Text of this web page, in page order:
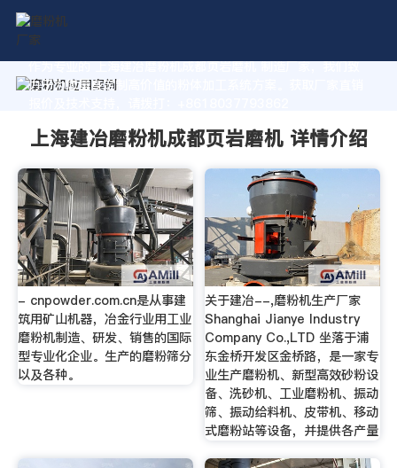
作为专业的 上海建冶磨粉机成都页岩磨机 制造厂家，我们致
力于为您量身定制高价值的粉体加工系统方案。获取厂家直销
上海建冶磨粉机成都页岩磨机 详情介绍
- cnpowder.com.cn是从事建
筑用矿山机器，冶金行业用工业
磨粉机制造、研发、销售的国际
型专业化企业。生产的磨粉筛分
以及各种。
关于建冶--,磨粉机生产厂家
Shanghai Jianye Industry
Company Co.,LTD 坐落于浦
东金桥开发区金桥路，是一家专
业生产磨粉机、新型高效砂粉设
备、洗砂机、工业磨粉机、振动
筛、振动给料机、皮带机、移动
式磨粉站等设备，并提供各产量